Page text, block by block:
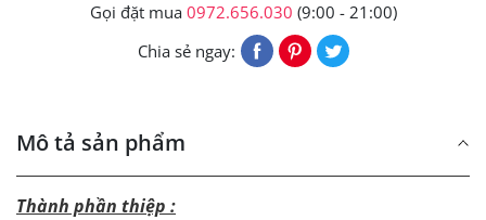
Gọi đặt mua 0972.656.030 (9:00 - 21:00)
Chia sẻ ngay:
Mô tả sản phẩm
Thành phần thiệp :